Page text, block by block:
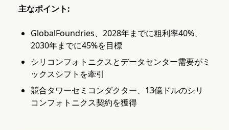
主なポイント:
GlobalFoundries、2028年までに粗利率40%、
2030年までに45%を目標
シリコンフォトニクスとデータセンター需要がミ
ックスシフトを牽引
競合タワーセミコンダクター、13億ドルのシリ
コンフォトニクス契約を獲得